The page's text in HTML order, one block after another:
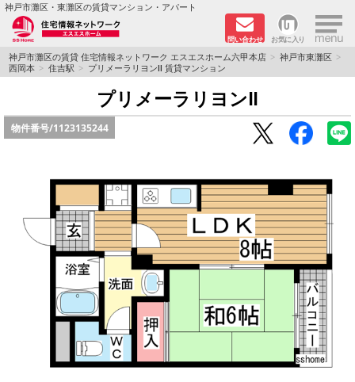
神戸市灘区・東灘区の賃貸マンション・アパート
問い合わせ お気に入り ×
TOPページ
学生さん向け物件
ペット飼育可物件
路線·駅から探す
地域から探す
地図から探す
店舗情報·アクセス
神戸市灘区の賃貸 住宅情報ネットワーク エスエスホーム六甲本店
神戸市東灘区
西岡本
住吉駅 プリメーラリヨンⅡ 賃貸マンション
プリメーラリヨンⅡ
物件番号/1123135244